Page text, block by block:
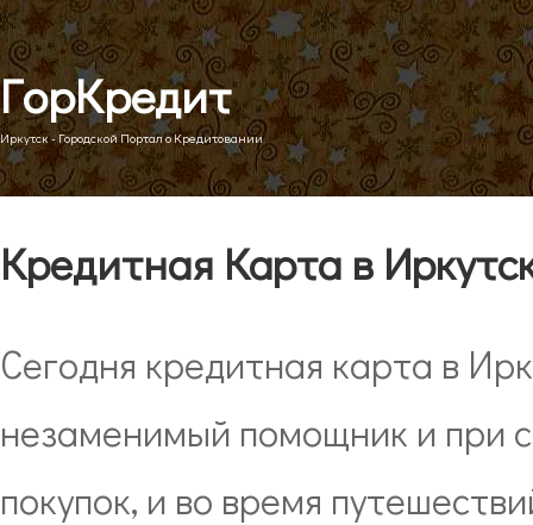
ГорКредит
Иркутск - Городской Портал о Кредитовании
Кредитная Карта в
Сегодня кредитная карта в
незаменимый помощник и при
покупок, и во время